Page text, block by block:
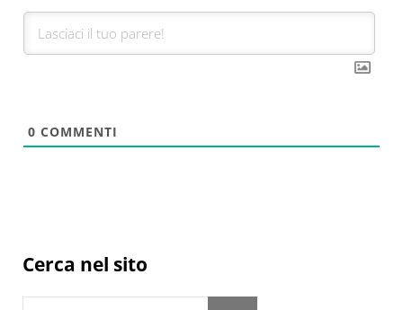
0 COMMENTI
Sidebar
Cerca nel sito